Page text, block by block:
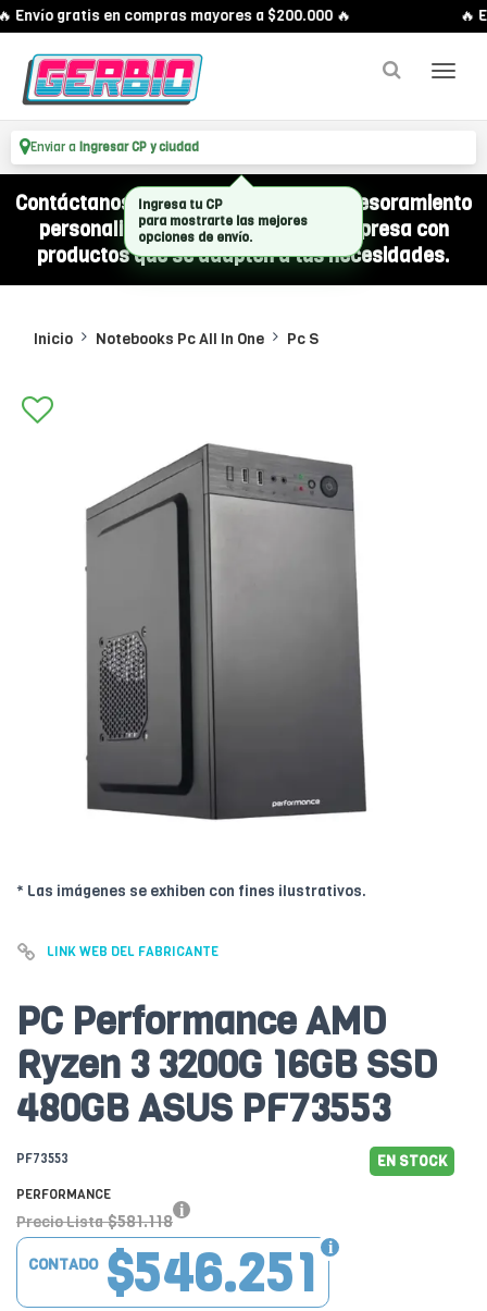
Envío gratis en compras mayores a $200.000 🔥 🔥
Enviar a Ingresar CP y ciudad
Contáctanos por WhatsApp y recibí asesoramiento
personalizado para equipar a tu empresa con
productos que se adapten a tus necesidades.
Inicio Notebooks Pc All In One Pc S
* Las imágenes se exhiben con fines ilustrativos.
LINK WEB DEL FABRICANTE
PC Performance AMD
Ryzen 3 3200G 16GB SSD
480GB ASUS PF73553
PF73553 EN STOCK
PERFORMANCE
Precio Lista $581.118
$546.251
CONTADO